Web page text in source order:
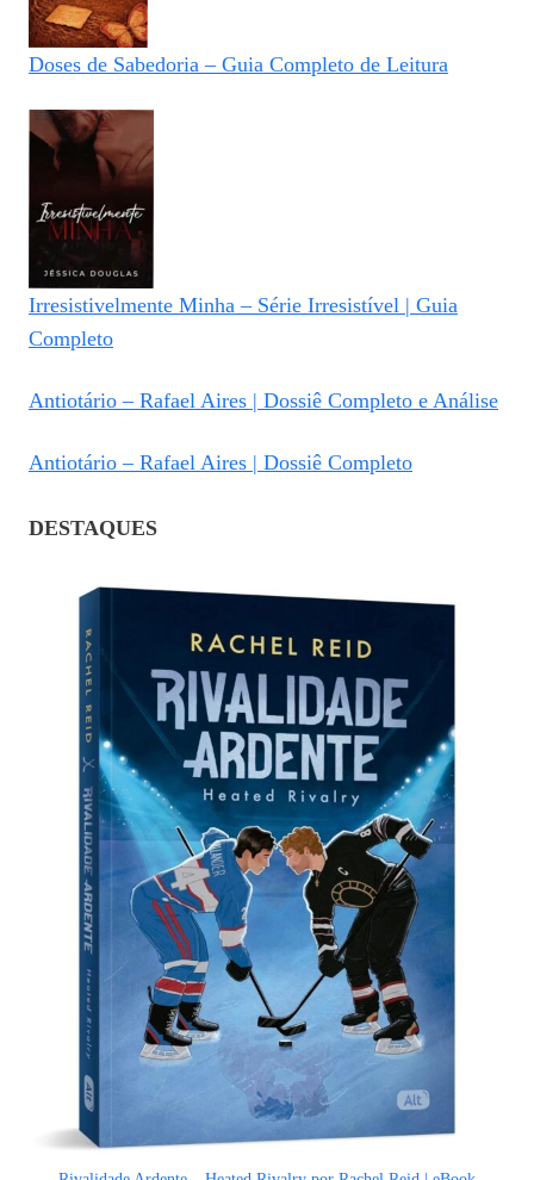
Doses de Sabedoria – Guia Completo de Leitura
Irresistivelmente Minha – Série Irresistível | Guia
Completo
Antiotário – Rafael Aires | Dossiê Completo e Análise
Antiotário – Rafael Aires | Dossiê Completo
DESTAQUES